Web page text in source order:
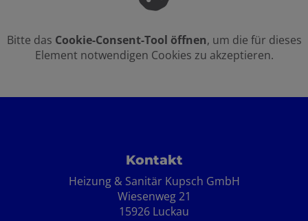
Bitte das Cookie-Consent-Tool öffnen, um die für dieses
Element notwendigen Cookies zu akzeptieren.
Kontakt
Heizung & Sanitär Kupsch GmbH
Wiesenweg 21
15926 Luckau